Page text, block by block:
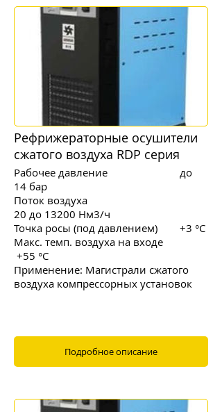
Рефрижераторные осушители
сжатого воздуха RDP серия
Рабочее давление до
14 бар
Поток воздуха
20 до 13200 Нм3/ч
Точка росы (под давлением) +3 °C
Макс. темп. воздуха на входе
+55 °C
Применение: Магистрали сжатого
воздуха компрессорных установок
Подробное описание